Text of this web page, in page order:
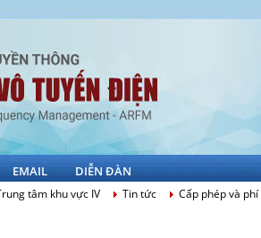
EMAIL
DIỄN ĐÀN
tâm khu vực IV Tin tức Cấp phép và phí